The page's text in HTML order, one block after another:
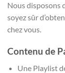
Nous disposons
soyez sûr
chez vous.
Contenu de
Une Playlist